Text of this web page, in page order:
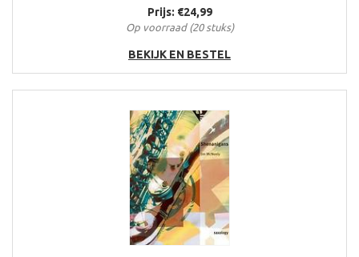
Prijs: €24,99
Op voorraad (20 stuks)
BEKIJK EN BESTEL